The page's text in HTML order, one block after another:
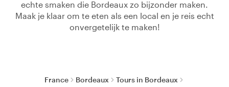
echte smaken die Bordeaux zo bijzonder maken.
Maak je klaar om te eten als een local en je reis echt
onvergetelijk te maken!
France Bordeaux
Tours in Bordeaux